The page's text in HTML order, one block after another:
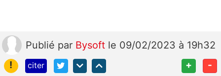
Publié par Bysoft le 09/02/2023 à 19h32
!
citer + -